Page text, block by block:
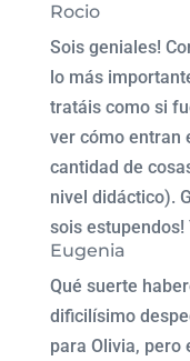
Rocio
Sois geniales!
lo más
tratáis como si
ver cómo entran
cantidad de
nivel didáctico).
sois estupendos!
Eugenia
Qué suerte
dificilísimo
para Olivia, pero